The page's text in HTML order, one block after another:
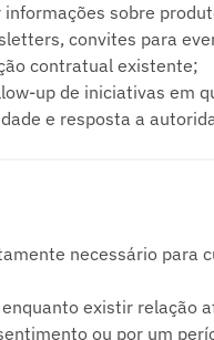
sobre
convites para
contratual existente;
up de iniciativas em
e resposta a
necessário
existir relação
ou por um